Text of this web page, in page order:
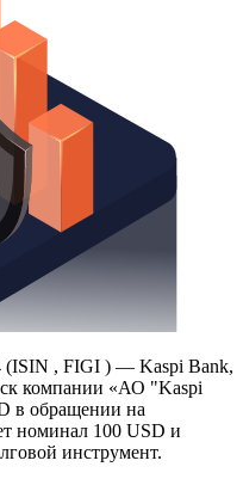
, FIGI ) — Kaspi Bank,